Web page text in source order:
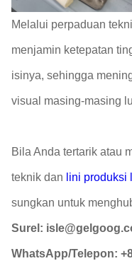
Melalui perpaduan
menjamin ketepatan
isinya, sehingga
visual masing-masing
Bila Anda tertarik atau
teknik dan lini produksi
sungkan untuk
Surel:
WhatsApp/Telepon: